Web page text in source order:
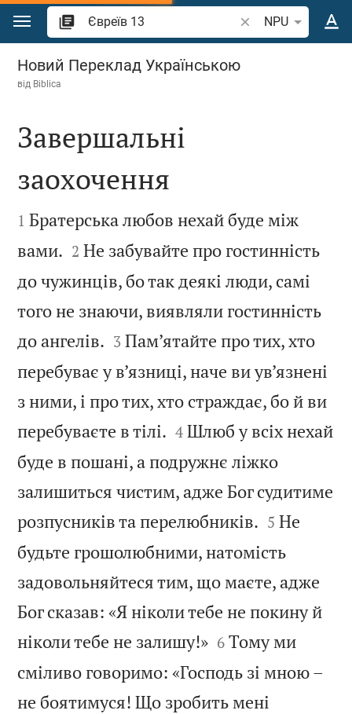
Перейти до вмісту
Шукати біблійний
NPU
Євреїв 13
Новий Переклад Українською
від Biblica

Завершальні
заохочення

1 Братерська любов нехай буде між
вами. 

2 Не забувайте про гостинність
до чужинців, бо так деякі люди, самі
того не знаючи, виявляли гостинність
до ангелів. 

3 Пам’ятайте про тих, хто
перебуває у в’язниці, наче ви ув’язнені
з ними, і про тих, хто страждає, бо й ви
перебуваєте в тілі. 

4 Шлюб у всіх нехай
буде в пошані, а подружнє ліжко
залишиться чистим, адже Бог судитиме
розпусників та перелюбників. 

5 Не
будьте грошолюбними, натомість
задовольняйтеся тим, що маєте, адже
Бог сказав: «Я ніколи тебе не покину й
ніколи тебе не залишу!»
6 Тому ми
сміливо говоримо: «Господь зі мною –
не боятимуся! Що зробить мені